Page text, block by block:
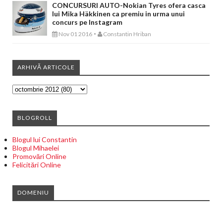
CONCURSURI AUTO-Nokian Tyres ofera casca
lui Mika Häkkinen ca premiu in urma unui
concurs pe Instagram
Nov 01 2016 - Constantin Hriban
ARHIVĂ ARTICOLE
BLOGROLL
Blogul lui Constantin
Blogul Mihaelei
Promovări Online
Felicitări Online
DOMENIU